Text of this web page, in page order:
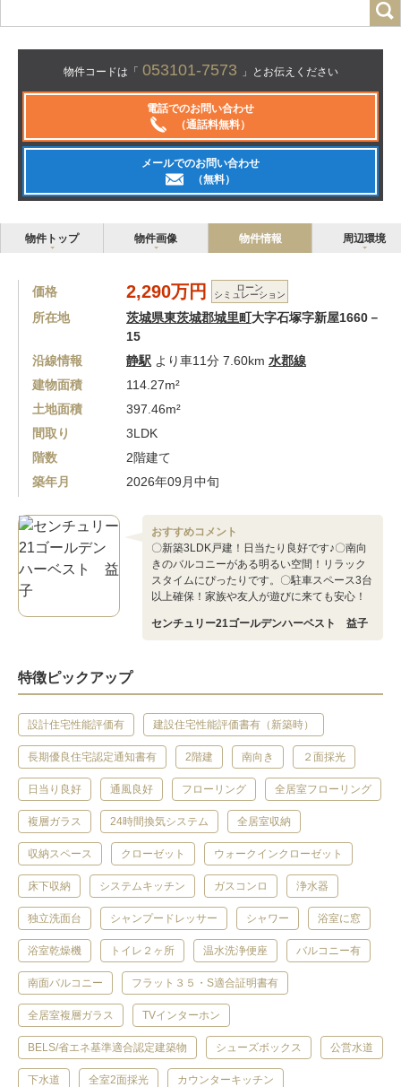
物件コードは「 053101-7573 」とお伝えください
電話でのお問い合わせ
（通話料無料）
メールでのお問い合わせ
（無料）
物件トップ 物件画像 物件情報 周辺環境
価格 2,290万円 ローン
シミュレーション
所在地 茨城県東茨城郡城里町大字石塚字新屋1660－
15
沿線情報
静駅 より車11分 7.60km 水郡線
建物面積
114.27m²
土地面積
397.46m²
間取り
3LDK
階数
2階建て
築年月
2026年09月中旬
おすすめコメント
〇新築3LDK戸建！日当たり良好です♪〇南向
きのバルコニーがある明るい空間！リラック
スタイムにぴったりです。〇駐車スペース3台
以上確保！家族や友人が遊びに来ても安心！
センチュリー21ゴールデンハーベスト 益子
特徴ピックアップ
設計住宅性能評価有 建設住宅性能評価書有（新築時）
長期優良住宅認定通知書有 2階建 南向き ２面採光
日当り良好 通風良好 フローリング 全居室フローリング
複層ガラス 24時間換気システム 全居室収納
収納スペース クローゼット ウォークインクローゼット
床下収納 システムキッチン ガスコンロ 浄水器
独立洗面台 シャンプードレッサー シャワー 浴室に窓
浴室乾燥機 トイレ２ヶ所 温水洗浄便座 バルコニー有
南面バルコニー フラット３５・S適合証明書有
全居室複層ガラス TVインターホン
BELS/省エネ基準適合認定建築物 シューズボックス 公営水道
下水道 全室2面採光 カウンターキッチン